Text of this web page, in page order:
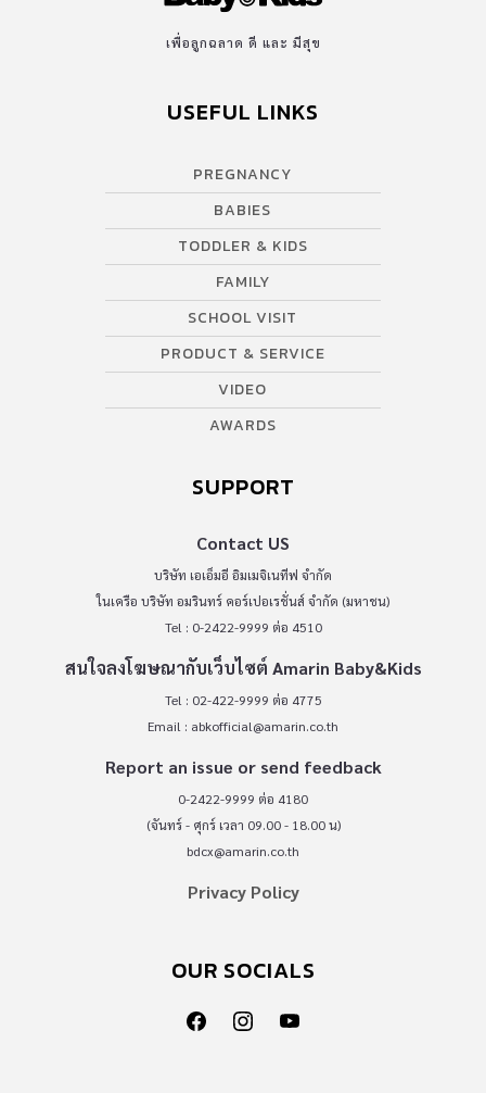
เพื่อลูกฉลาด ดี และ มีสุข
USEFUL LINKS
PREGNANCY
BABIES
TODDLER & KIDS
FAMILY
SCHOOL VISIT
PRODUCT & SERVICE
VIDEO
AWARDS
SUPPORT
Contact US
บริษัท เอเอ็มอี อิมเมจิเนทีฟ จำกัด
ในเครือ บริษัท อมรินทร์ คอร์เปอเรชั่นส์ จำกัด (มหาชน)
Tel : 0-2422-9999 ต่อ 4510
สนใจลงโฆษณากับเว็บไซต์ Amarin Baby&Kids
Tel : 02-422-9999 ต่อ 4775
Email : abkofficial@amarin.co.th
Report an issue or send feedback
0-2422-9999 ต่อ 4180
(จันทร์ - ศุกร์ เวลา 09.00 - 18.00 น)
bdcx@amarin.co.th
Privacy Policy
OUR SOCIALS